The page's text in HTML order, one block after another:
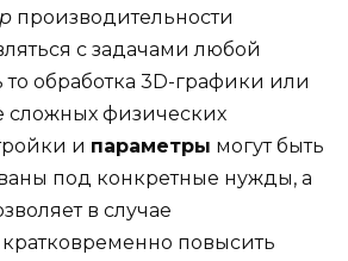
производительности
с задачами любой
то обработка 3D-графики или
сложных физических
и параметры могут быть
под конкретные нужды, а
в случае
повысить